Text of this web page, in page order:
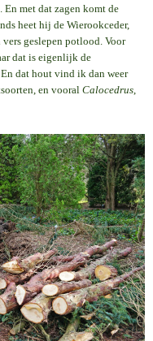
En met dat zagen komt de
heet hij de Wierookceder,
geslepen potlood. Voor
dat is eigenlijk de
En dat hout vind ik dan weer
en vooral Calocedrus,